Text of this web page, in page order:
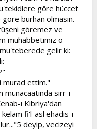
göre hüccet
burhan olmasın.
göremez ve
muhabbetimiz o
gelir ki:
murad ettim."
sırr-ı
ı Kibriya'dan
kelam fi'l-asl ehadis-i
deyip, vecizeyi